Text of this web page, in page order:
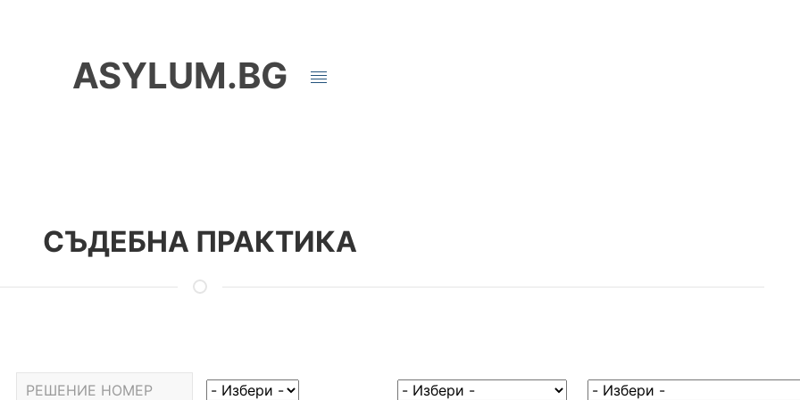
ASYLUM.BG
СЪДЕБНА ПРАКТИКА